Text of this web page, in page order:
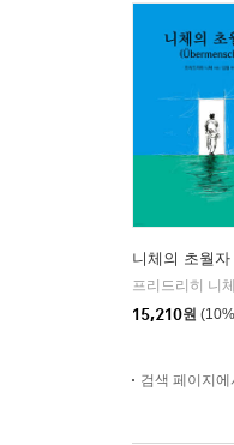
니체의 초월자
15,210원
검색 페이지